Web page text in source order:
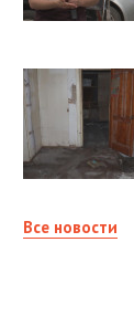
Все новости